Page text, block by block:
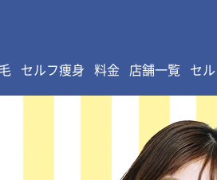
セルフ痩身 料金 店舗一覧 セ